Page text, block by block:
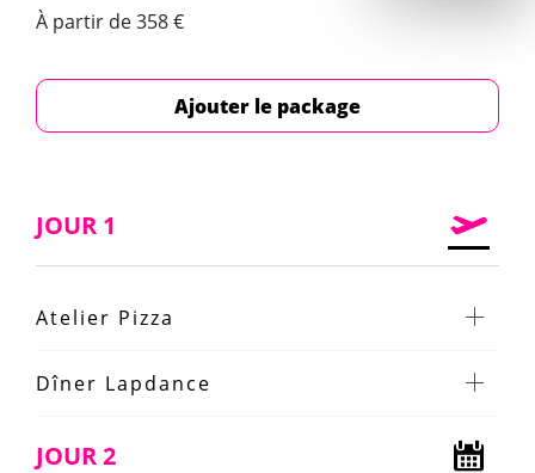
À partir de 358 €
Ajouter le package
JOUR 1
Atelier Pizza
Dîner Lapdance
JOUR 2